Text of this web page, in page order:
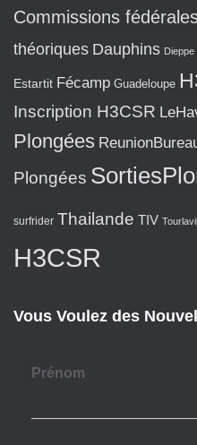
Commissions
théoriques Dauphins Dieppe
Estartit Fécamp Guadeloupe
Inscription H3CSR
Plongées
Plongées
surfrider Thailande TIV
H3CSR
Vous Voulez des
Prénom